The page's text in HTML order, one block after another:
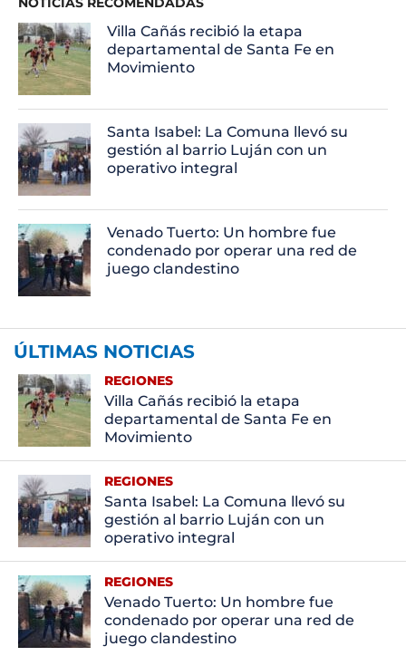
Villa Cañás recibió la etapa
departamental de Santa Fe en
Movimiento
Santa Isabel: La Comuna llevó su
gestión al barrio Luján con un
operativo integral
Venado Tuerto: Un hombre fue
condenado por operar una red de
juego clandestino
ÚLTIMAS NOTICIAS
REGIONES
Villa Cañás recibió la etapa
departamental de Santa Fe en
Movimiento
REGIONES
Santa Isabel: La Comuna llevó su
gestión al barrio Luján con un
operativo integral
REGIONES
Venado Tuerto: Un hombre fue
condenado por operar una red de
juego clandestino